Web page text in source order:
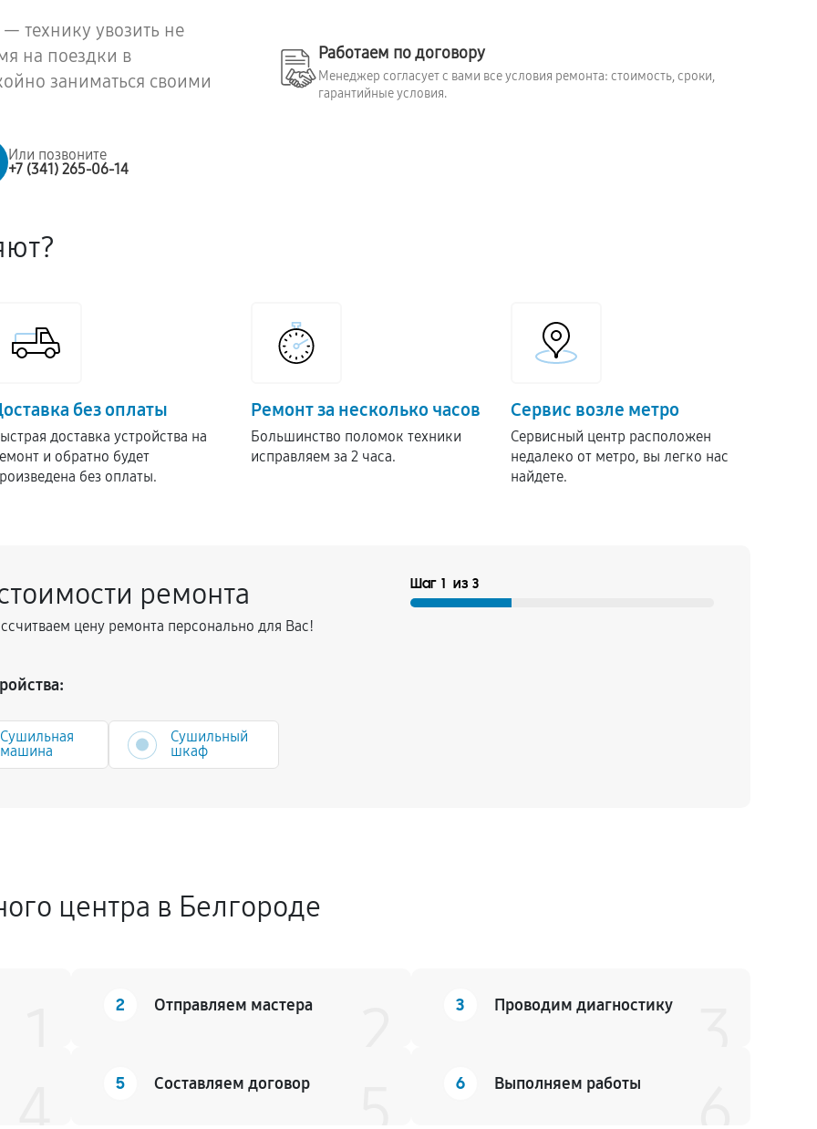
технику увозить не
на поездки в
заниматься своими
Или позвоните
+7 (341) 265-06-14
Работаем по договору
Менеджер согласует с вами все условия ремонта: стоимость, сроки,
гарантийные условия.
без оплаты
доставка устройства на
и обратно будет
без оплаты.
Ремонт за несколько часов
Большинство поломок техники
исправляем за 2 часа.
Сервис возле метро
Сервисный центр расположен
недалеко от метро, вы легко нас
найдете.
ремонта
цену ремонта персонально для Вас!
Шаг 1 из 3
Сушильная
машина
Сушильный
шкаф
центра в Белгороде
2 Отправляем мастера 3 Проводим диагностику
5 Составляем договор 6 Выполняем работы